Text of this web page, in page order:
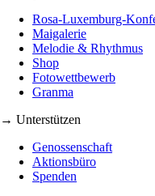
Rosa-Luxemburg-
Maigalerie
Melodie & Rhythmus
Shop
Fotowettbewerb
Granma
→ Unterstützen
Genossenschaft
Aktionsbüro
Spenden